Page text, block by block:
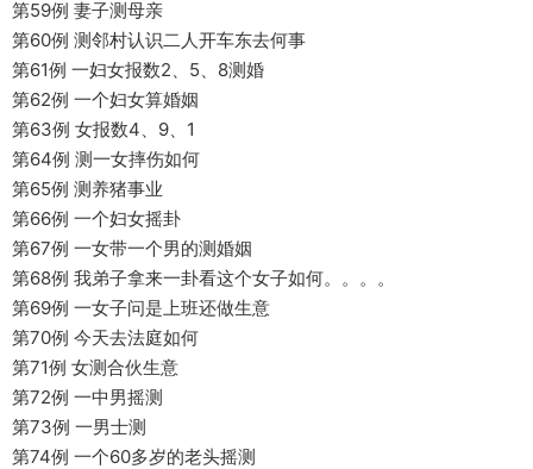
第59例 妻子测母亲
第60例 测邻村认识二人开车东去何事
第61例 一妇女报数2、5、8测婚
第62例 一个妇女算婚姻
第63例 女报数4、9、1
第64例 测一女摔伤如何
第65例 测养猪事业
第66例 一个妇女摇卦
第67例 一女带一个男的测婚姻
第68例 我弟子拿来一卦看这个女子如何。。。。
第69例 一女子问是上班还做生意
第70例 今天去法庭如何
第71例 女测合伙生意
第72例 一中男摇测
第73例 一男士测
第74例 一个60多岁的老头摇测